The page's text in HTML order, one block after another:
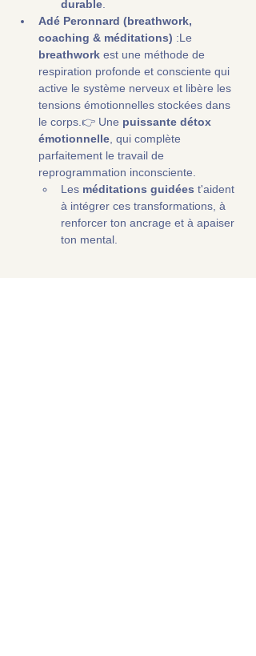
durable
Adé Peronnard (breathwork,
coaching & méditations) :Le
breathwork est une méthode de
respiration profonde et consciente qui
active le système nerveux et libère les
tensions émotionnelles stockées dans
le corps.👉 Une puissante détox
émotionnelle , qui complète
parfaitement le travail de
reprogrammation inconsciente.
Les méditations guidées t'aident
à intégrer ces transformations, à
renforcer ton ancrage et à apaiser
ton mental.